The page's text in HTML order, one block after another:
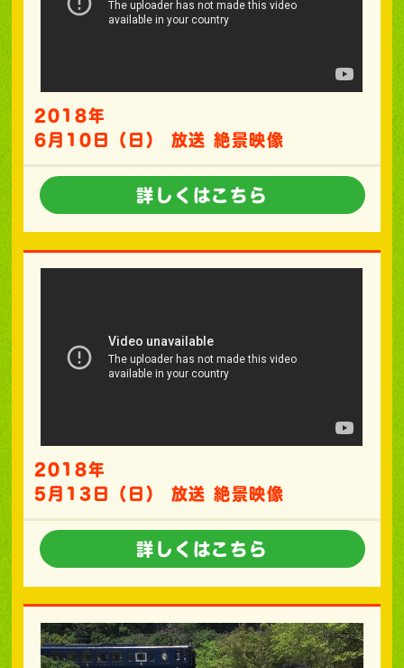
2018年
6月10日（日） 放送 絶景映像
詳しくはこちら
2018年
5月13日（日） 放送 絶景映像
詳しくはこちら